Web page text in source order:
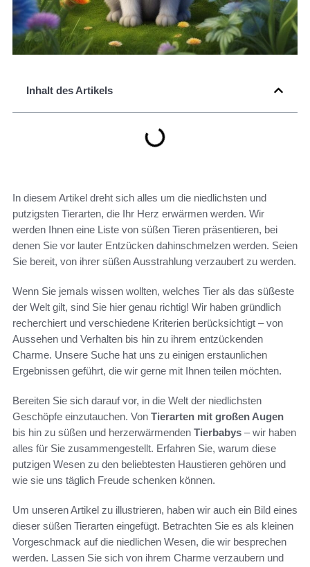
Inhalt des Artikels
In diesem Artikel dreht sich alles um die niedlichsten und
putzigsten Tierarten, die Ihr Herz erwärmen werden. Wir
werden Ihnen eine Liste von süßen Tieren präsentieren, bei
denen Sie vor lauter Entzücken dahinschmelzen werden. Seien
Sie bereit, von ihrer süßen Ausstrahlung verzaubert zu werden.
Wenn Sie jemals wissen wollten, welches Tier als das süßeste
der Welt gilt, sind Sie hier genau richtig! Wir haben gründlich
recherchiert und verschiedene Kriterien berücksichtigt – von
Aussehen und Verhalten bis hin zu ihrem entzückenden
Charme. Unsere Suche hat uns zu einigen erstaunlichen
Ergebnissen geführt, die wir gerne mit Ihnen teilen möchten.
Bereiten Sie sich darauf vor, in die Welt der niedlichsten
Geschöpfe einzutauchen. Von Tierarten mit großen Augen
bis hin zu süßen und herzerwärmenden Tierbabys – wir haben
alles für Sie zusammengestellt. Erfahren Sie, warum diese
putzigen Wesen zu den beliebtesten Haustieren gehören und
wie sie uns täglich Freude schenken können.
Um unseren Artikel zu illustrieren, haben wir auch ein Bild eines
dieser süßen Tierarten eingefügt. Betrachten Sie es als kleinen
Vorgeschmack auf die niedlichen Wesen, die wir besprechen
werden. Lassen Sie sich von ihrem Charme verzaubern und